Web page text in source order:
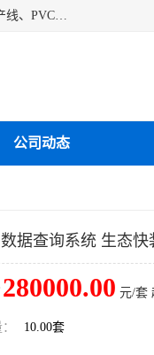
江苏艾斯曼机械有限公司专业生产各种合成树脂瓦设备、PVC树脂瓦生产线、PVC仿大理石板生产线，PVC碳晶板生产线、PVC护墙板生产线，PVC格栅板生产线、PVC扣板生产线、塑料建筑模板生产线。操作方便，性能稳定，价格合理，质量保障。
公司动态
据查询系统 生态
280000.00 元/套
10.00套